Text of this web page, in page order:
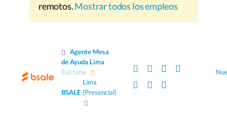
remotos.Mostrar todos los empleos
Agente Mesa
de Ayuda Lima
Full time
BSALE·
Lima
(Presencial)